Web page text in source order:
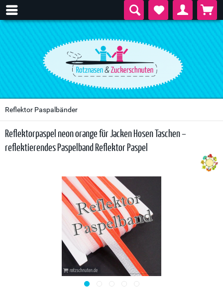
Reflektor Paspalbänder
Reflektorpaspel neon orange für Jacken Hosen Taschen –
reflektierendes Paspelband Reflektor Paspel